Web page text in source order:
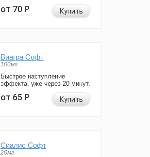
от 70Р Купить
Виагра Софт
100мг
Быстрое наступление
эффекта, уже через 20 минут.
от 65Р Купить
Сиалис Софт
20мг